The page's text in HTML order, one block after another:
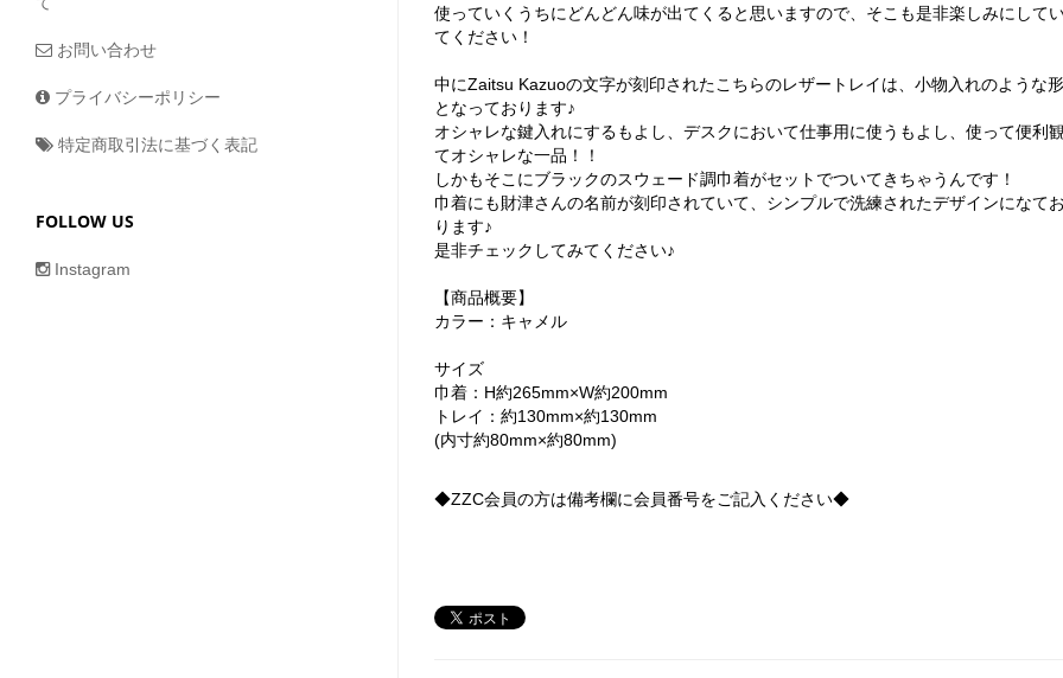
お問い合わせ
プライバシーポリシー
特定商取引法に基づく表記
FOLLOW US
Instagram
使っていくうちにどんどん味が出てくると思いますので、そこも是非楽しみにして
てください！
中にZaitsu Kazuoの文字が刻印されたこちらのレザートレイは、小物入れのような形
となっております♪
オシャレな鍵入れにするもよし、デスクにおいて仕事用に使うもよし、使って便利観
てオシャレな一品！！
しかもそこにブラックのスウェード調巾着がセットでついてきちゃうんです！
巾着にも財津さんの名前が刻印されていて、シンプルで洗練されたデザインになてお
ります♪
是非チェックしてみてください♪
【商品概要】
カラー：キャメル
サイズ
巾着：H約265mm×W約200mm
トレイ：約130mm×約130mm
(内寸約80mm×約80mm)
◆ZZC会員の方は備考欄に会員番号をご記入ください◆